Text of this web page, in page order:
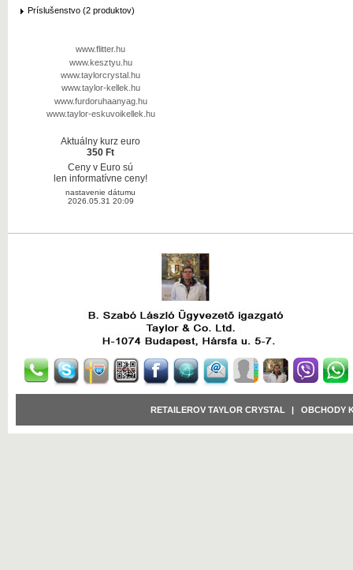
Príslušenstvo (2 produktov)
www.flitter.hu
www.kesztyu.hu
www.taylorcrystal.hu
www.taylor-kellek.hu
www.furdoruhaanyag.hu
www.taylor-eskuvoikellek.hu
Aktuálny kurz euro
350 Ft
Ceny v Euro sú
len informatívne ceny!
nastavenie dátumu
2026.05.31 20:09
RETAILEROV TAYLOR CRYSTAL OBCHODY